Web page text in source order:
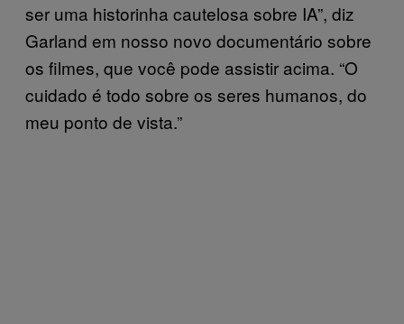
ser uma historinha cautelosa sobre IA”, diz
Garland em nosso novo documentário sobre
os filmes, que você pode assistir acima. “O
cuidado é todo sobre os seres humanos, do
meu ponto de vista.”